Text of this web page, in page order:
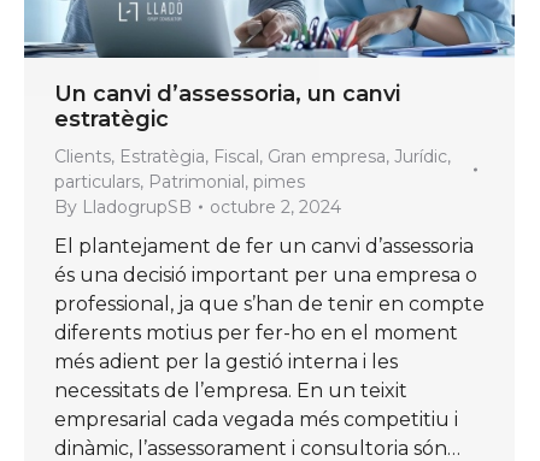
Un canvi d’assessoria, un canvi
estratègic
Clients, Estratègia, Fiscal, Gran empresa, Jurídic,
particulars, Patrimonial, pimes
By LladogrupSB octubre 2, 2024
El plantejament de fer un canvi d’assessoria
és una decisió important per una empresa o
professional, ja que s’han de tenir en compte
diferents motius per fer-ho en el moment
més adient per la gestió interna i les
necessitats de l’empresa. En un teixit
empresarial cada vegada més competitiu i
dinàmic, l’assessorament i consultoria són…